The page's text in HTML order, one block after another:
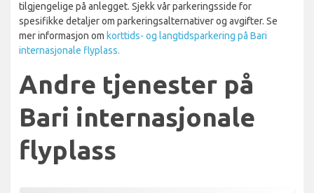
tilgjengelige på anlegget. Sjekk vår parkeringsside for
spesifikke detaljer om parkeringsalternativer og avgifter. Se
mer informasjon om korttids- og langtidsparkering på Bari
internasjonale flyplass.
Andre tjenester på
Bari internasjonale
flyplass